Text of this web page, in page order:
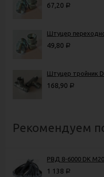
67,20 Р
Штуцер
49,80 Р
Штуцер тройник
168,90 Р
Рекомендуем
РВД 8-6000 DK
1 138 Р